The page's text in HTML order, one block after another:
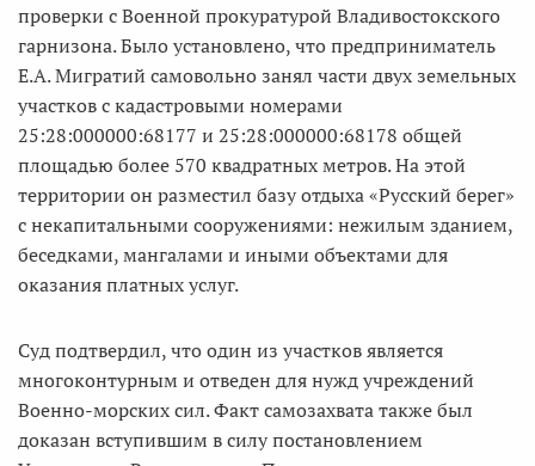
проверки с Военной прокуратурой Владивостокского
гарнизона. Было установлено, что предприниматель
Е.А. Мигратий самовольно занял части двух земельных
участков с кадастровыми номерами
25:28:000000:68177 и 25:28:000000:68178 общей
площадью более 570 квадратных метров. На этой
территории он разместил базу отдыха «Русский берег»
с некапитальными сооружениями: нежилым зданием,
беседками, мангалами и иными объектами для
оказания платных услуг.
Суд подтвердил, что один из участков является
многоконтурным и отведен для нужд учреждений
Военно-морских сил. Факт самозахвата также был
доказан вступившим в силу постановлением